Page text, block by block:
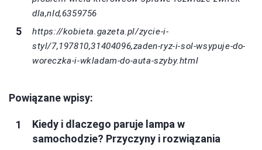
dla,nId,6359756
https://kobieta.gazeta.pl/zycie-i-
styl/7,197810,31404096,zaden-ryz-i-sol-wsypuje-do-
woreczka-i-wkladam-do-auta-szyby.html
Powiązane wpisy:
Kiedy i dlaczego paruje lampa w
samochodzie? Przyczyny i rozwiązania